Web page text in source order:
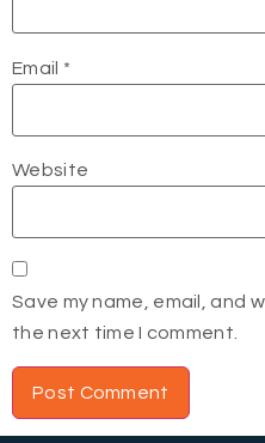
Email *
Website
Save my name, email, and
the next time I comment.